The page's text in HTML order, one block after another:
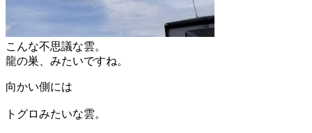
こんな不思議な雲。
龍の巣、みたいですね。
向かい側には
トグロみたいな雲。